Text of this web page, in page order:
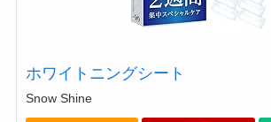
ホワイトニングシート
Snow Shine